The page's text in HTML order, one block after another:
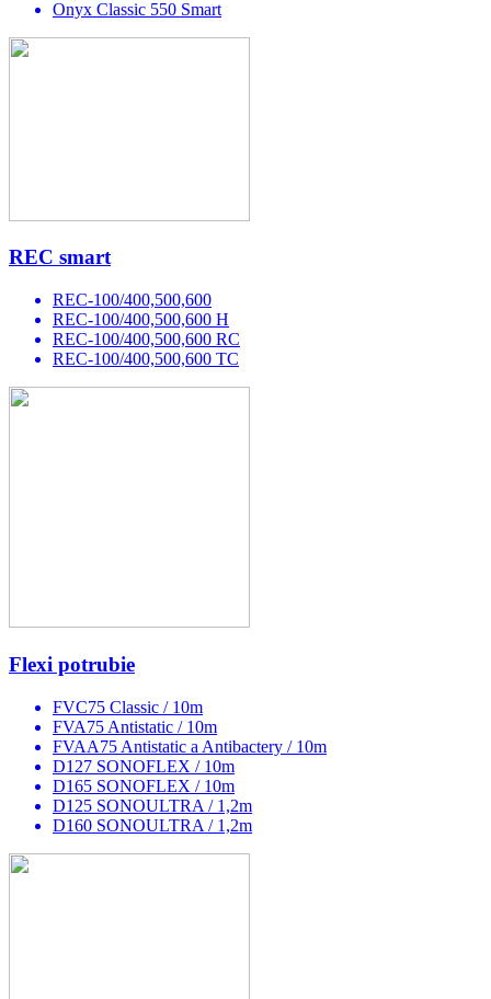
Onyx Classic 550 Smart
REC smart
REC-100/400,500,600
REC-100/400,500,600 H
REC-100/400,500,600 RC
REC-100/400,500,600 TC
Flexi potrubie
FVC75 Classic / 10m
FVA75 Antistatic / 10m
FVAA75 Antistatic a Antibactery / 10m
D127 SONOFLEX / 10m
D165 SONOFLEX / 10m
D125 SONOULTRA / 1,2m
D160 SONOULTRA / 1,2m